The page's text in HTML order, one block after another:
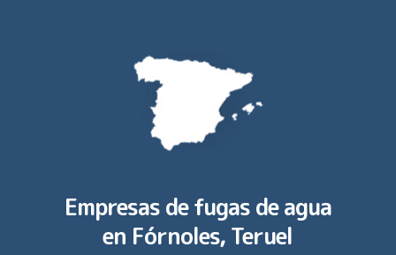
Empresas de fugas de agua
en Fórnoles, Teruel